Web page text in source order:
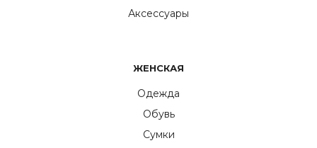
Аксессуары
ЖЕНСКАЯ
Одежда
Обувь
Сумки